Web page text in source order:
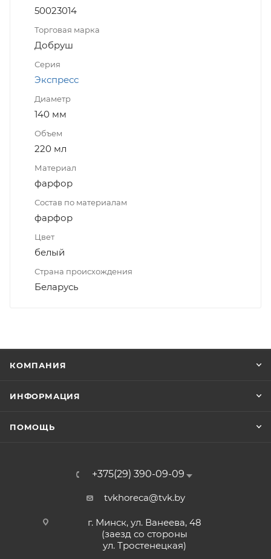
50023014
Торговая марка
Добруш
Серия
Экспресс
Диаметр
140 мм
Объем
220 мл
Материал
фарфор
Состав по материалам
фарфор
Цвет
белый
Страна происхождения
Беларусь
КОМПАНИЯ
ИНФОРМАЦИЯ
ПОМОЩЬ
+375(29) 390-09-09
tvkhoreca@tvk.by
г. Минск, ул. Ванеева, 48
(заезд со стороны
ул. Тростенецкая)